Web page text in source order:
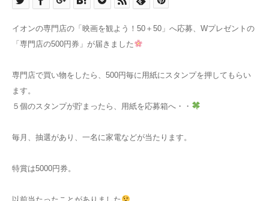
イオンの専門店の「映画を観よう！50＋50」へ応募、Wプレゼントの
「専門店の500円券」が届きました
専門店で買い物をしたら、500円毎に用紙にスタンプを押してもらい
ます。
５個のスタンプが貯まったら、用紙を応募箱へ・・
毎月、抽選があり、一名に家電などが当たります。
特賞は5000円券。
以前当たったことがありました